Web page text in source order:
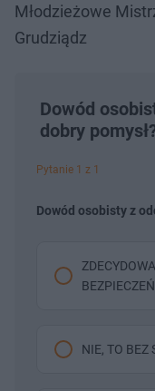
Młodzieżowe
Grudziądz
Dowód
dobry
Pytanie 1 z 1
Dowód osobisty z
NIE, TO BEZ